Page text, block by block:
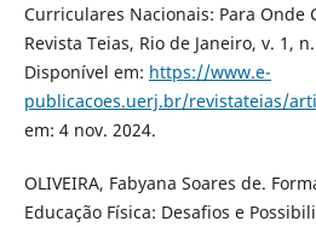
Curriculares Nacionais: Para Onde
Revista Teias, Rio de Janeiro, v. 1,
Disponível em: https://www.e-
publicacoes.uerj.br/revistateias/
em: 4 nov. 2024.
OLIVEIRA, Fabyana Soares de.
Educação Física: Desafios e